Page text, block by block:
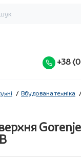
+38
Вбудована техніка
Gorenje